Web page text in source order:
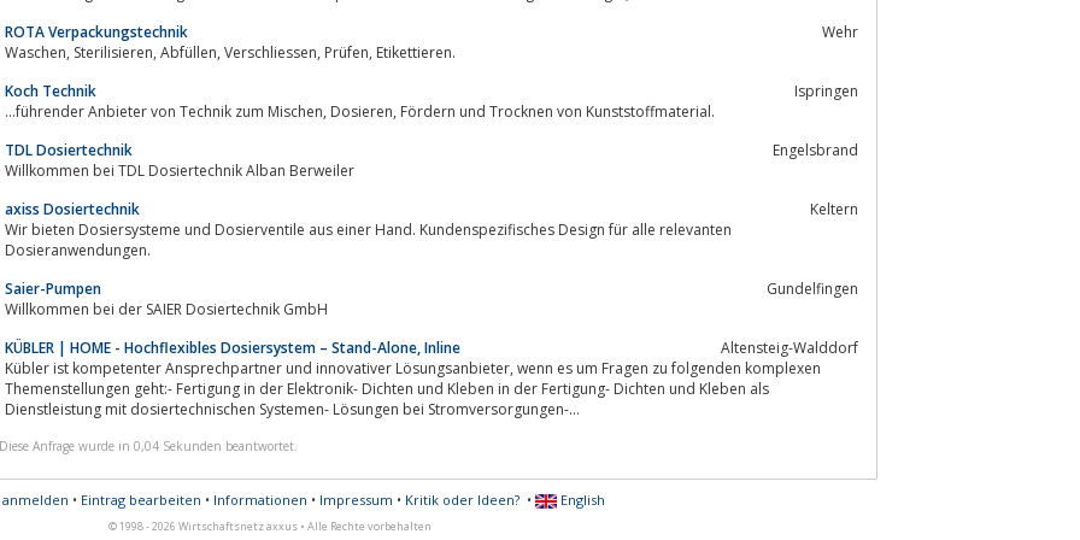
ROTA Verpackungstechnik
Wehr
Waschen, Sterilisieren, Abfüllen, Verschliessen, Prüfen, Etikettieren.
Koch Technik
Ispringen
...führender Anbieter von Technik zum Mischen, Dosieren, Fördern und Trocknen von Kunststoffmaterial.
TDL Dosiertechnik
Engelsbrand
Willkommen bei TDL Dosiertechnik Alban Berweiler
axiss Dosiertechnik
Keltern
Wir bieten Dosiersysteme und Dosierventile aus einer Hand. Kundenspezifisches Design für alle relevanten
Dosieranwendungen.
Saier-Pumpen
Gundelfingen
Willkommen bei der SAIER Dosiertechnik GmbH
KÜBLER | HOME - Hochflexibles Dosiersystem – Stand-Alone, Inline
Altensteig-Walddorf
Kübler ist kompetenter Ansprechpartner und innovativer Lösungsanbieter, wenn es um Fragen zu folgenden komplexen
Themenstellungen geht:- Fertigung in der Elektronik- Dichten und Kleben in der Fertigung- Dichten und Kleben als
Dienstleistung mit dosiertechnischen Systemen- Lösungen bei Stromversorgungen-...
Diese Anfrage wurde in 0,04 Sekunden beantwortet.
anmelden • Eintrag bearbeiten • Informationen • Impressum • Kritik oder Ideen?• English
© 1998 - 2026 Wirtschaftsnetz axxus • Alle Rechte vorbehalten